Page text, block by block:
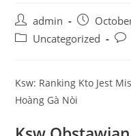
Post
author:
admin
Post
published:
PostUncategorized
Ksw: Ranking Kto Jest
Hoàng Gà Nòi